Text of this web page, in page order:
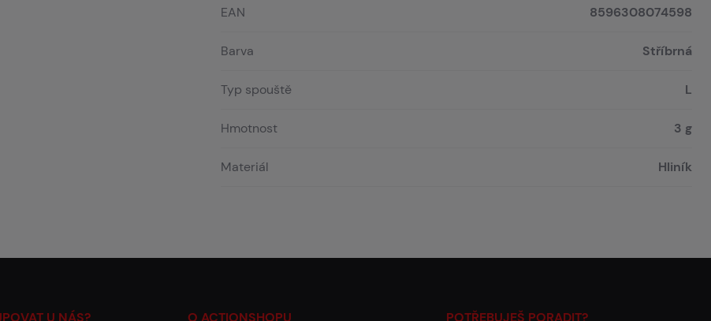
EAN 8596308074598
Barva Stříbrná
Typ spouště L
Hmotnost 3 g
Materiál Hliník